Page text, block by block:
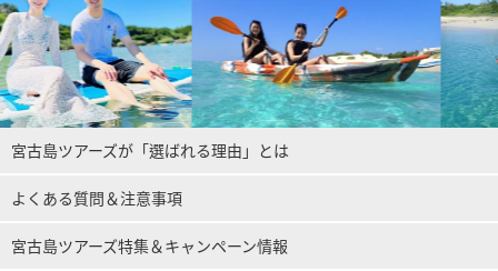
宮古島ツアーズが「選ばれる理由」とは
よくある質問＆注意事項
宮古島ツアーズ特集＆キャンペーン情報